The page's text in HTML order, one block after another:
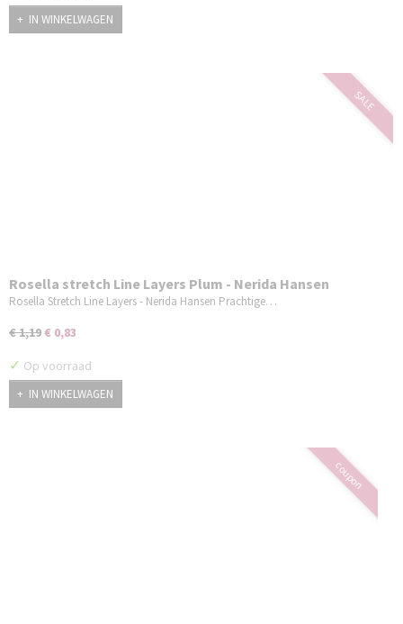
IN WINKELWAGEN
SALE
Rosella stretch Line Layers Plum - Nerida Hansen
Rosella Stretch Line Layers - Nerida Hansen Prachtige…
€ 1,19€ 0,83
✓ Op voorraad
IN WINKELWAGEN
coupon